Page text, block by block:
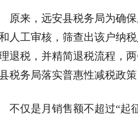
来，远安县税务局为确保
人工审核，筛查出该户纳
退税，并精简退税流程，
税务局落实普惠性减税政
仅是月销售额不超过“起征